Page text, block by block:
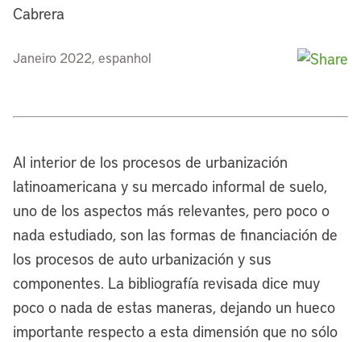
Cabrera
Janeiro 2022, espanhol
Al interior de los procesos de urbanización
latinoamericana y su mercado informal de suelo,
uno de los aspectos más relevantes, pero poco o
nada estudiado, son las formas de financiación de
los procesos de auto urbanización y sus
componentes. La bibliografía revisada dice muy
poco o nada de estas maneras, dejando un hueco
importante respecto a esta dimensión que no sólo